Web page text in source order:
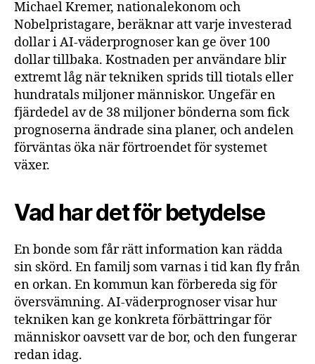
Michael Kremer, nationalekonom och
Nobelpristagare, beräknar att varje investerad
dollar i AI-väderprognoser kan ge över 100
dollar tillbaka. Kostnaden per användare blir
extremt låg när tekniken sprids till tiotals eller
hundratals miljoner människor. Ungefär en
fjärdedel av de 38 miljoner bönderna som fick
prognoserna ändrade sina planer, och andelen
förväntas öka när förtroendet för systemet
växer.
Vad har det för betydelse
En bonde som får rätt information kan rädda
sin skörd. En familj som varnas i tid kan fly från
en orkan. En kommun kan förbereda sig för
översvämning. AI-väderprognoser visar hur
tekniken kan ge konkreta förbättringar för
människor oavsett var de bor, och den fungerar
redan idag.